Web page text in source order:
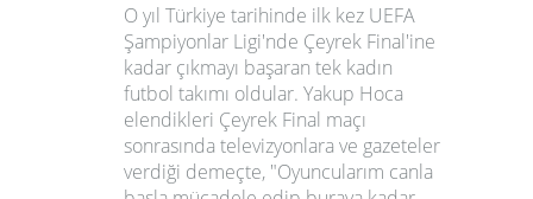
O yıl Türkiye tarihinde ilk kez UEFA
Şampiyonlar Ligi'nde Çeyrek Final'ine
kadar çıkmayı başaran tek kadın
futbol takımı oldular. Yakup Hoca
elendikleri Çeyrek Final maçı
sonrasında televizyonlara ve gazeteler
verdiği demeçte, "Oyuncularım canla